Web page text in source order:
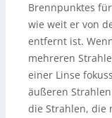
Brennpunktes
wie weit er von
entfernt ist.
mehreren
einer Linse
äußeren
die Strahlen, die